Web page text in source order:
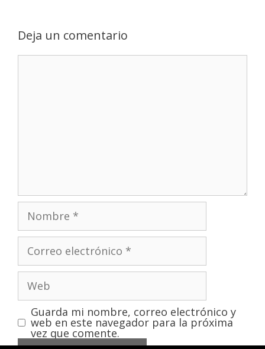
Deja un comentario
Guarda mi nombre, correo electrónico y
web en este navegador para la próxima
vez que comente.